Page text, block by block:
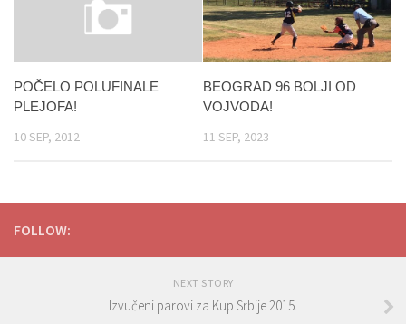
POČELO POLUFINALE
PLEJOFA!
10 SEP, 2012
BEOGRAD 96 BOLJI OD
VOJVODA!
11 SEP, 2023
FOLLOW:
NEXT STORY
Izvučeni parovi za Kup Srbije 2015.